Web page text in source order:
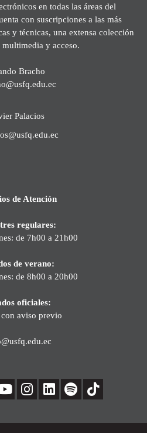
en todas las áreas del
con suscripciones a las más
y técnicas, una extensa colección
multimedia y acceso.
Bracho
Palacios
de Atención
regulares:
de 7h00 a 21h00
de verano:
de 8h00 a 20h00
oficiales:
aviso previo